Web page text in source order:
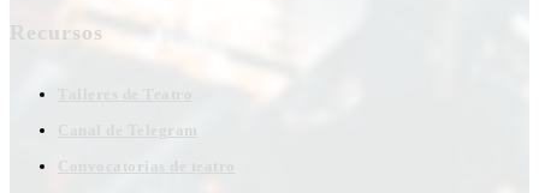
Recursos
Canal de Telegram
Convocatorias de teatro